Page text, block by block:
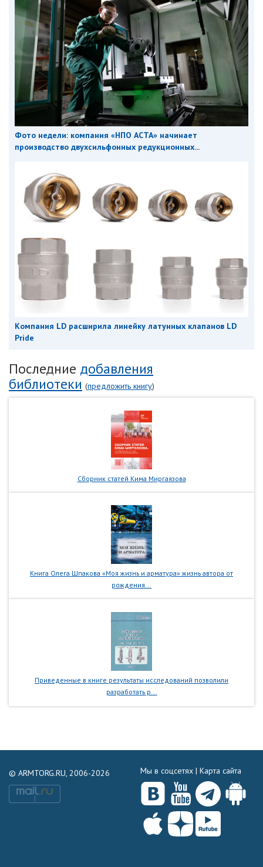
Фото недели: компания «НПО АСТА» начинает
производство двухсильфонных редукционных...
Компания LD расширила линейку латунных клапанов LD
Pride
Последние добавления
библиотеки (предложить книгу)
Сборник статей Кима Миргаязова
Книга Олега Шпакова «Моя жизнь и арматура» жизнь автора от
рождения...
Приведенные в книге результаты исследований позволили
разработать р...
© ARMTORG.RU, 2006-2026 Мы в соцсетях | Карта сайта